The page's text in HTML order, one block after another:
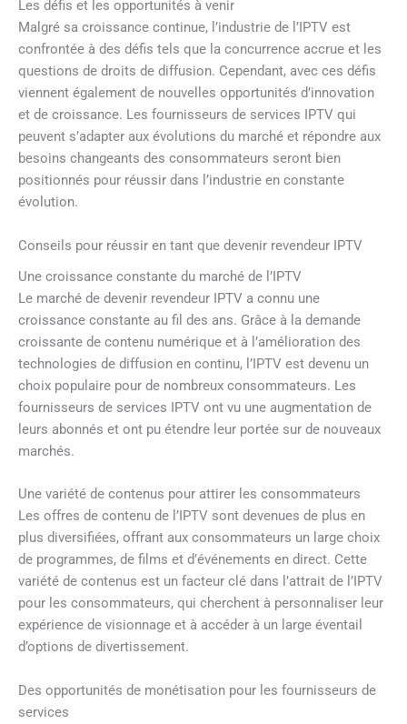
Les défis et les opportunités à venir
Malgré sa croissance continue, l’industrie de l’IPTV est
confrontée à des défis tels que la concurrence accrue et les
questions de droits de diffusion. Cependant, avec ces défis
viennent également de nouvelles opportunités d’innovation
et de croissance. Les fournisseurs de services IPTV qui
peuvent s’adapter aux évolutions du marché et répondre aux
besoins changeants des consommateurs seront bien
positionnés pour réussir dans l’industrie en constante
évolution.
Conseils pour réussir en tant que devenir revendeur IPTV
Une croissance constante du marché de l’IPTV
Le marché de devenir revendeur IPTV a connu une
croissance constante au fil des ans. Grâce à la demande
croissante de contenu numérique et à l’amélioration des
technologies de diffusion en continu, l’IPTV est devenu un
choix populaire pour de nombreux consommateurs. Les
fournisseurs de services IPTV ont vu une augmentation de
leurs abonnés et ont pu étendre leur portée sur de nouveaux
marchés.
Une variété de contenus pour attirer les consommateurs
Les offres de contenu de l’IPTV sont devenues de plus en
plus diversifiées, offrant aux consommateurs un large choix
de programmes, de films et d’événements en direct. Cette
variété de contenus est un facteur clé dans l’attrait de l’IPTV
pour les consommateurs, qui cherchent à personnaliser leur
expérience de visionnage et à accéder à un large éventail
d’options de divertissement.
Des opportunités de monétisation pour les fournisseurs de
services